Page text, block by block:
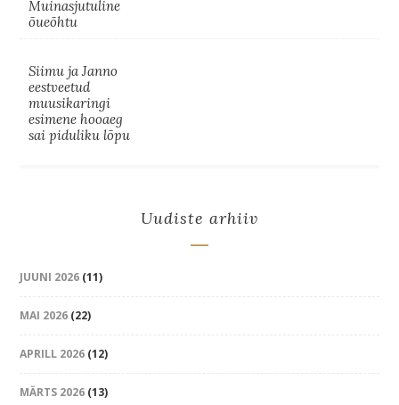
Muinasjutuline
õueõhtu
Siimu ja Janno
eestveetud
muusikaringi
esimene hooaeg
sai piduliku lõpu
Uudiste arhiiv
JUUNI 2026 (11)
MAI 2026 (22)
APRILL 2026 (12)
MÄRTS 2026 (13)